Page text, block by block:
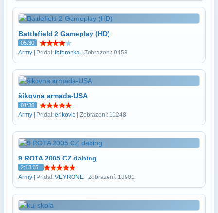
Battlefield 2 Gameplay (HD)
05:30
Army | Pridal: feferonka | Zobrazení: 9453
šikovna armada-USA
01:30
Army | Pridal: erikovic | Zobrazení: 11248
9 ROTA 2005 CZ dabing
2:13:35
Army | Pridal: VEYRONE | Zobrazení: 13901